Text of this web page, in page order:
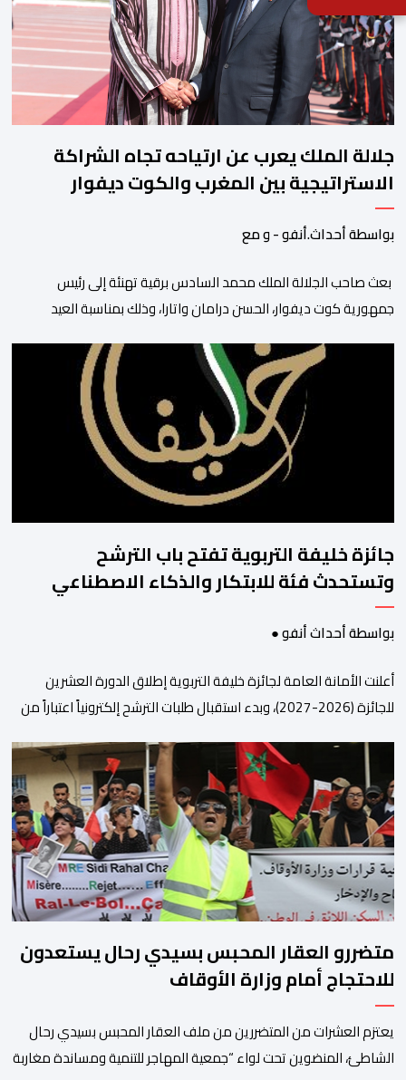
جلالة الملك يعرب عن ارتياحه تجاه الشراكة
الاستراتيجية بين المغرب والكوت ديفوار
بواسطة أحداث.أنفو - و مع
بعث صاحب الجلالة الملك محمد السادس برقية تهنئة إلى رئيس
جمهورية كوت ديفوار، الحسن درامان واتارا، وذلك بمناسبة العيد
للسيد واتارا، مقرونة بأصدق متمنيات جلالته بموصول التقدم والازدهار
للشعب الإيفواري. ومما جاء في برقية جلالة الملك “لقد تمكنت
المملكة المغربية وجمهورية كوت ديفوار، بحكم […]
جائزة خليفة التربوية تفتح باب الترشح
وتستحدث فئة للابتكار والذكاء الاصطناعي
بواسطة أحداث أنفو ●
أعلنت الأمانة العامة لجائزة خليفة التربوية إطلاق الدورة العشرين
للجائزة (2026-2027)، وبدء استقبال طلبات الترشح إلكترونياً اعتباراً من
أهمية خاصة لتزامنها مع مرور عشرين عاماً على انطلاق الجائزة،
وتشهد للمرة الأولى استحداث فئة “الابتكار والذكاء الاصطناعي في
التعليم”، إلى جانب طرح 10 مجالات […]
متضررو العقار المحبس بسيدي رحال يستعدون
للاحتجاج أمام وزارة الأوقاف
يعتزم العشرات من المتضررين من ملف العقار المحبس بسيدي رحال
الشاطئ، المنضوين تحت لواء “جمعية المهاجر للتنمية ومساندة مغاربة